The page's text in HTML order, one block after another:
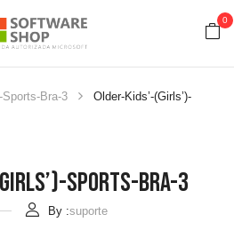
0
Sports-Bra-3
Older-Kids’-(Girls’)-
Sports-Bra-3
By :suporte